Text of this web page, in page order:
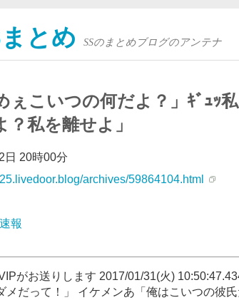
とめ SSのまとめブログのアンテナ
ぇこいつの何だよ？」ｷﾞｭｯ
私を離せよ」
日 20時00分
archives/59864104.html
報
がお送りします 2017/01/31(火)
だって！」 イケメンあ「俺はこいつの彼